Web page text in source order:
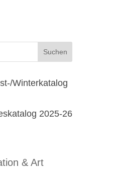
Winterkatalog
2025-26
& Art